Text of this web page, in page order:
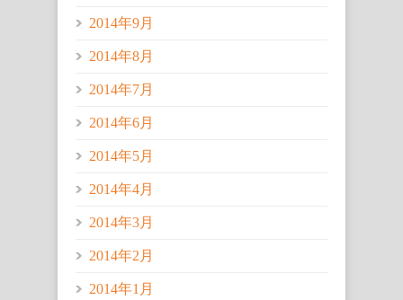
2014年9月
2014年8月
2014年7月
2014年6月
2014年5月
2014年4月
2014年3月
2014年2月
2014年1月